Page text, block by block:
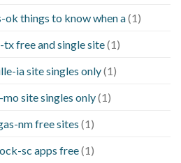
things to know when a(1)
free and single site(1)
ia site singles only(1)
site singles only(1)
nm free sites (1)
sc apps free(1)